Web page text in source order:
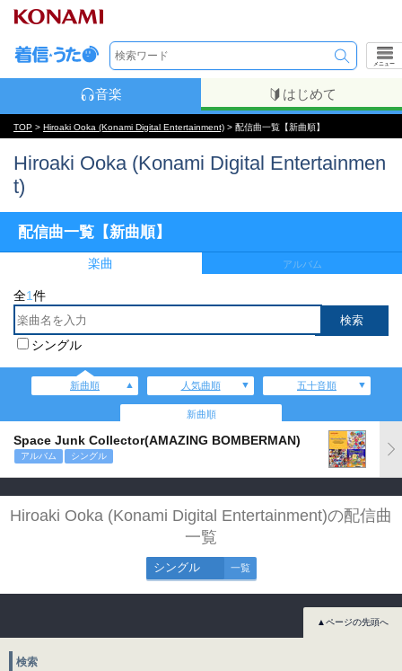
メニュー
音楽 はじめて
TOP > Hiroaki Ooka (Konami Digital Entertainment) > 配信曲一覧【新曲順】
Hiroaki Ooka (Konami Digital Entertainmen
t)
配信曲一覧【新曲順】
楽曲 アルバム
全1件
シングル
新曲順 人気曲順 五十音順
新曲順
Space Junk Collector(AMAZING BOMBERMAN)
アルバム シングル
Hiroaki Ooka (Konami Digital Entertainment)の配信曲
一覧
シングル 一覧
▲ページの先頭へ
検索